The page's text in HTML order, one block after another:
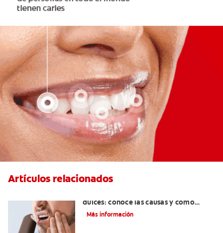
Artículos relacionados
dulces: conoce las causas y cómo
puedes prevenirlo
Más información